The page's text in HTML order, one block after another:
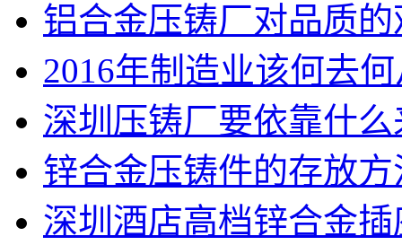
铝合金压铸厂对品质的
2016年制造业该何去
深圳压铸厂要依靠什
锌合金压铸件的存放方
深圳酒店高档锌合金